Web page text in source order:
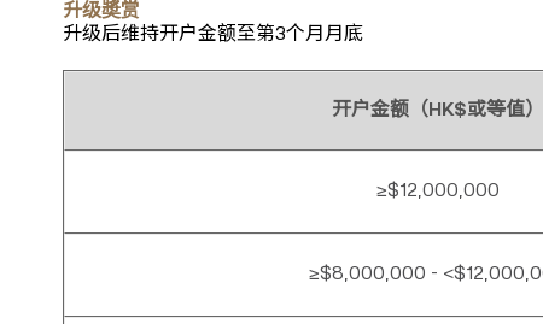
升级奬赏
升级后维持开户金额至第3个月月底
开户金额（HK$或等值）
≥$12,000,000
≥$8,000,000 -